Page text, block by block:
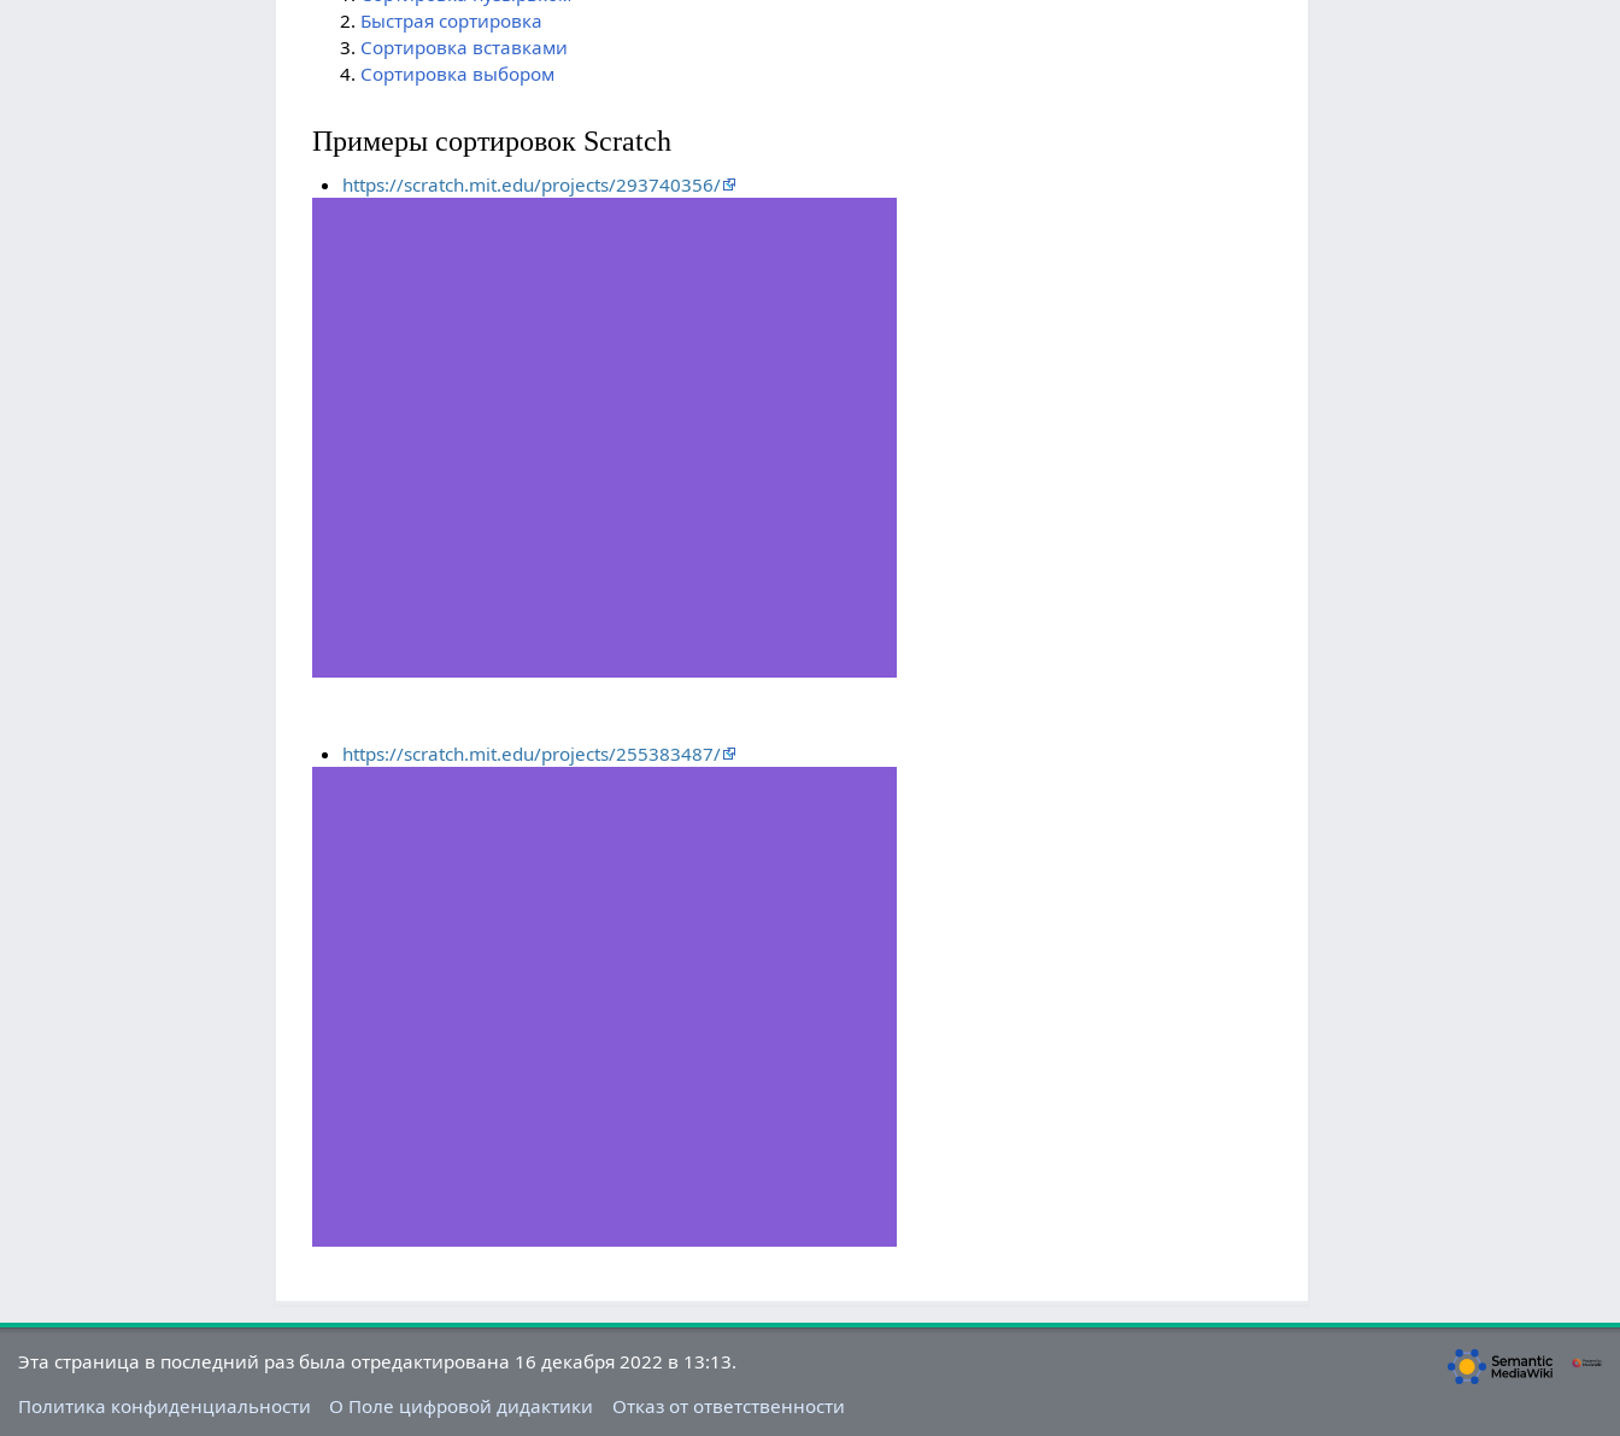
Быстрая сортировка
Сортировка вставками
Сортировка выбором
Примеры сортировок Scratch
https://scratch.mit.edu/projects/293740356/
https://scratch.mit.edu/projects/255383487/
Эта страница в последний раз была отредактирована 16 декабря 2022 в 13:13.
Политика конфиденциальности
О Поле цифровой дидактики Отказ от ответственности